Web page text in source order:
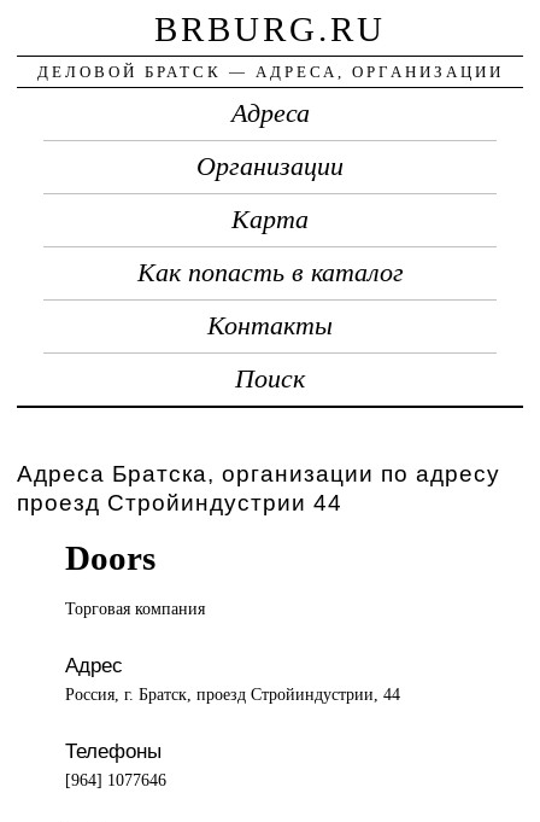
BRBURG.RU
ДЕЛОВОЙ БРАТСК — АДРЕСА, ОРГАНИЗАЦИИ
Адреса
Организации
Карта
Как попасть в каталог
Контакты
Поиск
Адреса Братска, организации по адресу
проезд Стройиндустрии 44
Doors
Торговая компания
Адрес
Россия, г. Братск, проезд Стройиндустрии, 44
Телефоны
[964] 1077646